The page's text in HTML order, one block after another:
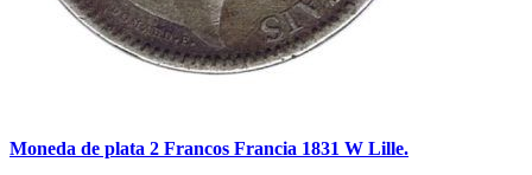
Moneda de plata 2 Francos Francia 1831 W Lille.